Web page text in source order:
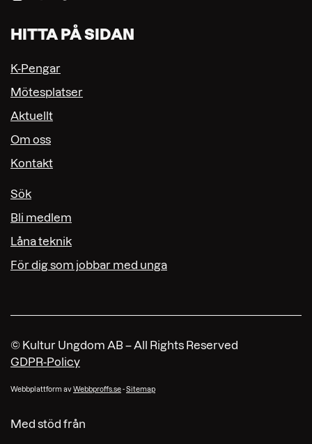
HITTA PÅ SIDAN
K-Pengar
Mötesplatser
Aktuellt
Om oss
Kontakt
Sök
Bli medlem
Låna teknik
För dig som jobbar med unga
© Kultur Ungdom AB – All Rights Reserved
GDPR-Policy
Webbplattform avWebbproffs.se-Sitemap
Med stöd från